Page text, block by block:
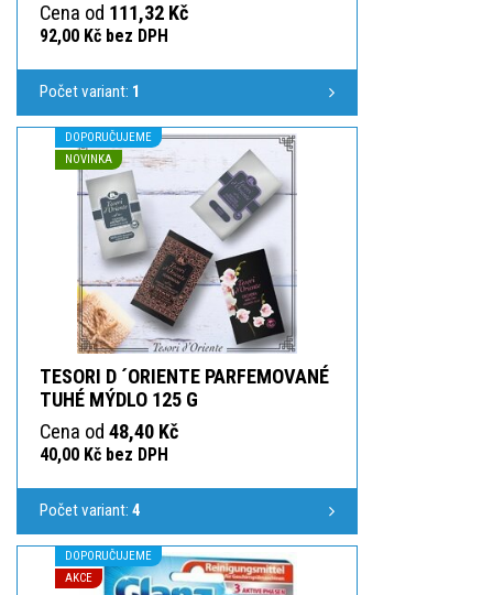
Cena od 111,32 Kč
92,00 Kč bez DPH
Počet variant: 1
DOPORUČUJEME
NOVINKA
TESORI D ´ORIENTE PARFEMOVANÉ
TUHÉ MÝDLO 125 G
Cena od 48,40 Kč
40,00 Kč bez DPH
Počet variant: 4
DOPORUČUJEME
AKCE